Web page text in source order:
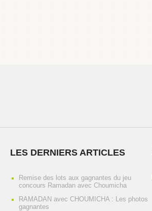
LES DERNIERS ARTICLES
Remise des lots aux gagnantes du jeu
concours Ramadan avec Choumicha
RAMADAN avec CHOUMICHA : Les photos
gagnantes